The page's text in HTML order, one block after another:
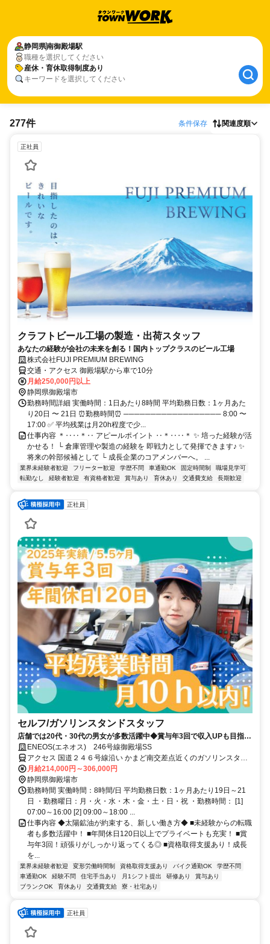
静岡県南御殿場駅
職種を選択してください
産休・育休取得制度あり
キーワードを選択してください
277件 条件保存 関連度順
正社員
クラフトビール工場の製造・出荷スタッフ
あなたの経験が会社の未来を創る！国内トップクラスのビール工場
株式会社FUJI PREMIUM BREWING
交通・アクセス 御殿場駅から車で10分
月給250,000円以上
静岡県御殿場市
勤務時間詳細 実働時間：1日あたり8時間 平均勤務日数：1ヶ月あた
り20日 〜 21日 ⏰勤務時間⏰ ────────────────── 8:00 〜
17:00 ✅ 平均残業は月20h程度で少...
仕事内容 ＊‥‥＊‥ アピールポイント ‥＊‥‥＊ ✨ 培った経験が活
かせる！ └ 倉庫管理や製造の経験を 即戦力として発揮できます♪ ✨
将来の幹部候補として └ 成長企業のコアメンバーへ。 ...
業界未経験者歓迎 フリーター歓迎 学歴不問 車通勤OK 固定時間制
職場見学可
転勤なし
経験者歓迎 有資格者歓迎 賞与あり 育休あり 交通費支給 長期歓迎
正社員
セルフ/ガソリンスタンドスタッフ
店舗では20代・30代の男女が多数活躍中◆賞与年3回で収入UPも目指せ
る！※2025年実績 / 5.5ヶ月分◆年間休日120日以上でプライベートも充
実！◆月の平均残業時間10時間以内◆業界大手！５４年連続黒字の安定
企業◆資格取得支援もあり！未経験者からでも主任・店長にキャリアア
ップ可能◆国内TOPクラスの社宅制度
ENEOS(エネオス) 246号線御殿場SS
アクセス 国道２４６号線沿い かまど南交差点近くのガソリンスタン
ドです
月給214,000円～306,000円
静岡県御殿場市
勤務時間 実働時間：8時間/日 平均勤務日数：1ヶ月あたり19日～21
日 ・勤務曜日：月・火・水・木・金・土・日・祝 ・勤務時間： [1]
07:00～16:00 [2] 09:00～18:00 ...
仕事内容 ◆太陽鉱油が約束する、新しい働き方◆ ■未経験からの転職
者も多数活躍中！ ■年間休日120日以上でプライベートも充実！ ■賞
与年3回！頑張りがしっかり返ってくる◎ ■資格取得支援あり！成長
を...
業界未経験者歓迎 変形労働時間制 資格取得支援あり バイク通勤OK
学歴不問
車通勤OK
経験不問 住宅手当あり 月1シフト提出 研修あり
賞与あり
ブランクOK
育休あり 交通費支給 寮・社宅あり
正社員